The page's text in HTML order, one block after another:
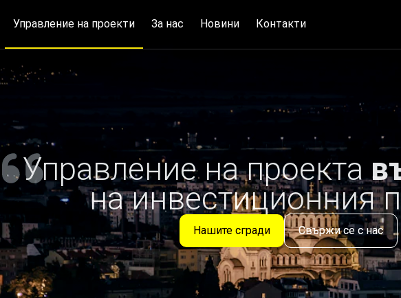
Управление на проекти За нас Новини Контакти
Управление на проекта
на инвестиционния
Нашите сгради Свържи се с нас